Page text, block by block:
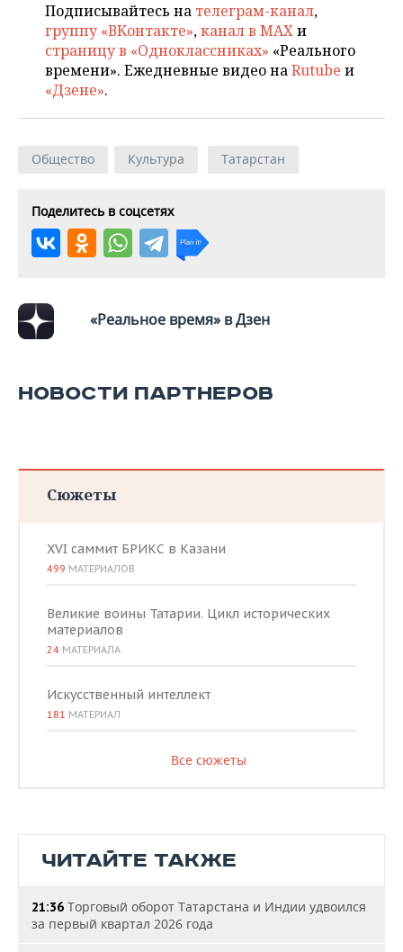
Подписывайтесь на телеграм-канал,
группу «ВКонтакте»,канал в MAXи
страницу в «Одноклассниках» «Реального
времени». Ежедневные видео наRutube и
«Дзене».
Общество Культура Татарстан
Поделитесь в соцсетях
«Реальное время» в Дзен
НОВОСТИ ПАРТНЕРОВ
Сюжеты
XVI саммит БРИКС в Казани
499 МАТЕРИАЛОВ
Великие воины Татарии. Цикл исторических
материалов
24 МАТЕРИАЛА
Искусственный интеллект
181 МАТЕРИАЛ
Все сюжеты
ЧИТАЙТЕ ТАКЖЕ
21:36 Торговый оборот Татарстана и Индии удвоился
за первый квартал 2026 года